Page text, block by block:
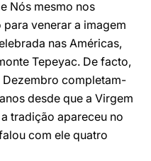
Nós mesmo nos
venerar a imagem
nas Américas,
Tepeyac. De facto,
Dezembro completam-
desde que a Virgem
tradição apareceu no
com ele quatro